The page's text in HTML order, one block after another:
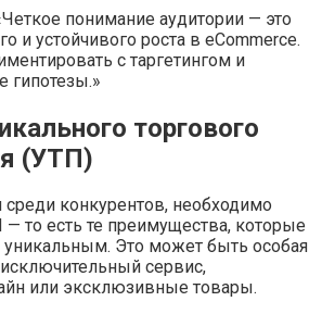
понимание аудитории — это
и устойчивого роста в eCommerce.
с таргетингом и
гипотезы.»
торгового
(УТП)
конкурентов, необходимо
то есть те преимущества, которые
Это может быть особая
сервис,
или эксклюзивные товары.